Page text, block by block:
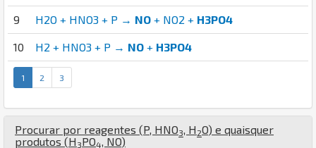
9 H2O + HNO3 + P → NO + NO2 + H3PO4
10 H2 + HNO3 + P → NO + H3PO4
1 2 3
Procurar por reagentes (P HNO3 H 2O) e quaisquer
produtos (H 3PO4 NO)